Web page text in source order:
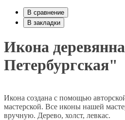
В сравнение
В закладки
Икона
Петербургская"
Икона создана с помощью
мастерской. Все иконы нашей
вручную. Дерево, холст, левкас.